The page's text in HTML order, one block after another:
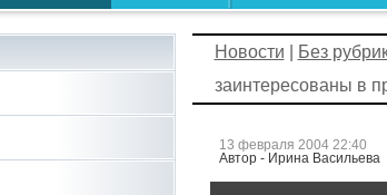
Новости Без
заинтересованы в
13 февраля 2004 22:40
Автор - Ирина Васильева